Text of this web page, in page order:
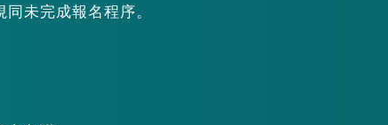
未完成報名程序。